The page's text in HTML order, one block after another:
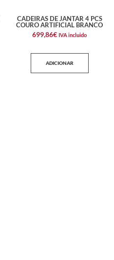
CADEIRAS DE JANTAR 4 PCS
COURO ARTIFICIAL BRANCO
699,86€ IVA incluido
ADICIONAR